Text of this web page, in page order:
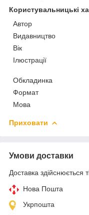
Користувальницькі
Автор
Видавництво
Вік
Ілюстрації
Обкладинка
Формат
Мова
Приховати
Умови доставки
Доставка здійснюється
Нова Пошта
Укрпошта